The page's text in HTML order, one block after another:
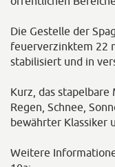
Die Gestelle der
feuerverzinktem 22
stabilisiert und in
Kurz, das
Regen, Schnee,
bewährter Klassiker
Weitere